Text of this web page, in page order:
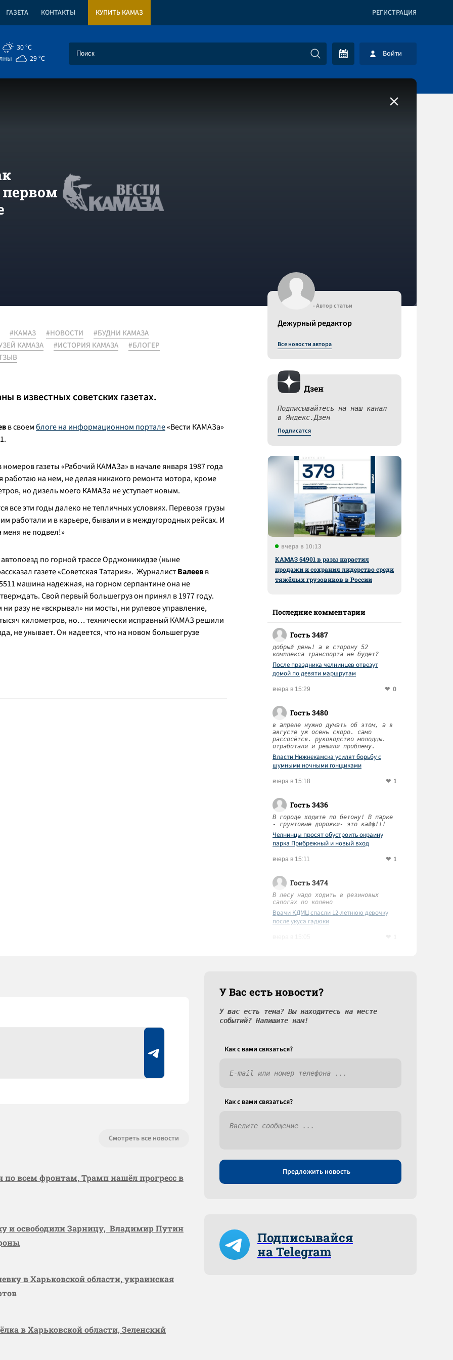
ГАЗЕТА КОНТАКТЫ КУПИТЬ КАМАЗ РЕГИСТРАЦИЯ
30 °C
29 °C Войти
первом
#КАМАЗ #НОВОСТИ
#БУДНИ КАМАЗА
КАМАЗА #ИСТОРИЯ КАМАЗА
#БЛОГЕР
в известных советских газетах.
в своемблоге на информационном портале«Вести КАМАЗа»
номеров газеты «Рабочий КАМАЗа» в начале января 1987 года
работаю на нем, не делая никакого ремонта мотора, кроме
но дизель моего КАМАЗа не уступает новым.
все эти годы далеко не тепличных условиях. Перевозя грузы
работали и в карьере, бывали и в междугородных рейсах. И
меня не подвел!»
по горной трассе Орджоникидзе (ныне
газете «Советская Татария». ЖурналистВалеевв
машина надежная, на горном серпантине она не
Свой первый большегруз он принял в 1977 году.
разу не «вскрывал» ни мосты, ни рулевое управление,
километров, но… технически исправный КАМАЗ решили
не унывает. Он надеется, что на новом большегрузе
- Автор статьи
Дежурный редактор
Все новости автора
Дзен
Подписывайтесь на наш канал
в Яндекс.Дзен
Подписатся
вчера в 10:13
КАМАЗ 54901 в разы нарастил
продажи и сохранил лидерство среди
тяжёлых грузовиков в России
Последние комментарии
Гость 3487
добрый день! а в сторону 52
комплекса транспорта не будет?
После праздника челнинцев отвезут
домой по девяти маршрутам
вчера в 15:29 0
Гость 3480
в апреле нужно думать об этом, а в
августе уж осень скоро. само
рассосётся. руководство молодцы.
отработали и решили проблему.
Власти Нижнекамска усилят борьбу с
шумными ночными гонщиками
вчера в 15:18 1
Гость 3436
В городе ходите по бетону! В парке
- грунтовые дорожки- это кайф!!!
Челнинцы просят обустроить окраину
парка Прибрежный и новый вход
вчера в 15:11 1
Гость 3474
В лесу надо ходить в резиновых
сапогах по колено
Врачи КДМЦ спасли 12-летнюю девочку
после укуса гадюки
Смотреть все новости
по всем фронтам, Трамп нашёл прогресс в
и освободили Зарницу, Владимир Путин
в Харьковской области, украинская
в Харьковской области, Зеленский
У Вас есть новости?
У вас есть тема? Вы находитесь на месте
событий? Напишите нам!
Как c вами связаться?
Как c вами связаться?
Предложить новость
Подписывайся
на Telegram